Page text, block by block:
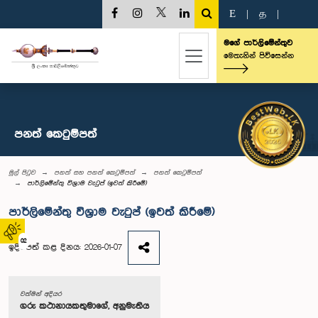
02
E த
මගේ පාර්ලිමේන්තුව
මෙතැනින් පිවිසෙන්න
පනත් කෙටුම්පත්
මුල් පිටුව පනත් සහ පනත් කෙටුම්පත්
පනත් කෙටුම්පත්
පාර්ලිමේන්තු විශ්‍රාම වැටුප් (ඉවත් කිරීමේ)
පාර්ලිමේන්තු විශ්‍රාම වැටුප් (ඉවත් කිරීමේ)
ඉදිරිපත් කළ දිනය: 2026-01-07
වත්මන් අදියර
ගරු කථානායකතුමාගේ, අනුමැතිය